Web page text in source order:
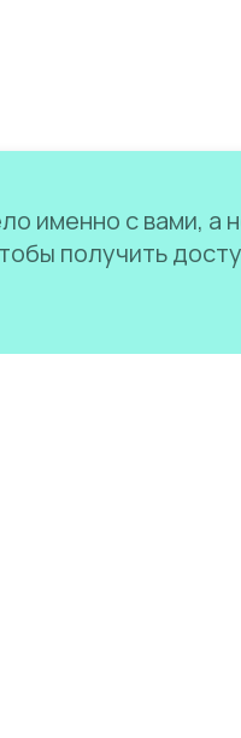
именно с вами, а
получить